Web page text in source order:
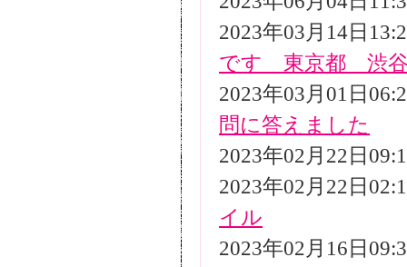
2023年03月14日
です 東京都 渋
2023年03月01日
問に答えました
2023年02月22日
2023年02月22日
イル
2023年02月16日